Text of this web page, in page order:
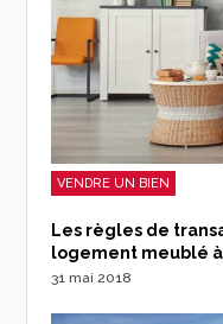
VENDRE UN BIEN
Les règles de
logement meublé à
31 mai 2018